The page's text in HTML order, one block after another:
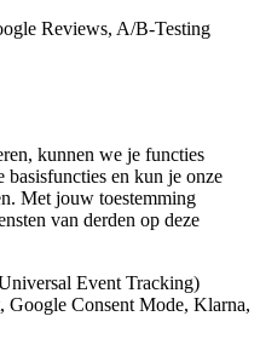
Reviews, A/B-Testing
kunnen we je functies
basisfuncties en kun je onze
Met jouw toestemming
van derden op deze
Event Tracking)
Google Consent Mode, Klarna,